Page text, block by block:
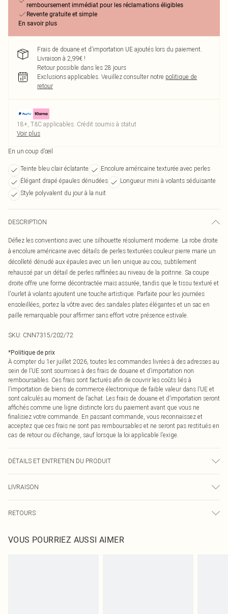
remboursement immédiat pour les réclamations éligibles
Revente gratuite et simple
En savoir plus
Frais de douane et d’importation UE ajoutés lors du paiement.
Livraison à 2,99€ !
Retour possible dans les 28 jours
Exclusions applicables. Veuillez consulter notre politique de
retour
18+, T&C applicables. Crédit soumis à statut
Voir plus
En un coup d’œil
Teinte bleu clair éclatante
Encolure américaine texturée avec perles
Élégant drapé épaules dénudées
Longueur mini à volants séduisante
Style polyvalent du jour à la nuit
DESCRIPTION
Défiez les conventions avec une silhouette résolument moderne. La robe droite
à encolure américaine avec détails de perles texturées couleur pierre marie un
décolleté dénudé aux épaules avec un lien unique au cou, subtilement
rehaussé par un détail de perles raffinées au niveau de la poitrine. Sa coupe
droite offre une forme décontractée mais assurée, tandis que le tissu texturé et
l'ourlet à volants ajoutent une touche artistique. Parfaite pour les journées
ensoleillées, portez la vôtre avec des sandales plates élégantes et un sac en
paille remarquable pour affirmer sans effort votre présence estivale.
SKU: CNN7315/202/72
*Politique de prix
À compter du 1er juillet 2026, toutes les commandes livrées à des adresses au
sein de l’UE sont soumises à des frais de douane et d’importation non
remboursables. Ces frais sont facturés afin de couvrir les coûts liés à
l’importation de biens de commerce électronique de faible valeur dans l’UE et
sont calculés au moment de l’achat. Les frais de douane et d’importation seront
affichés comme une ligne distincte lors du paiement avant que vous ne
finalisiez votre commande. En passant commande, vous reconnaissez et
acceptez que ces frais ne sont pas remboursables et ne seront pas restitués en
cas de retour ou d’échange, sauf lorsque la loi applicable l’exige.
DÉTAILS ET ENTRETIEN DU PRODUIT
couleur peut déteindre.
LIVRAISON
Livraison express France
Jusqu'à 2-3 jours ouvrables
RETOURS
pour nous retourner un article.
VOUS POURRIEZ AUSSI AIMER